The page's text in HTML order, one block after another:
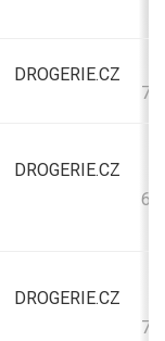
DROGERIE.CZ
DROGERIE.CZ
DROGERIE.CZ